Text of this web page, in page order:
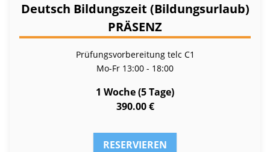
Deutsch Bildungszeit (Bildungsurlaub)
PRÄSENZ
Prüfungsvorbereitung telc C1
Mo-Fr 13:00 - 18:00
1 Woche (5 Tage)
390.00 €
RESERVIEREN